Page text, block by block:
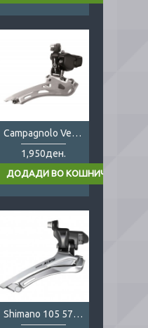
Campagnolo Veloce 10s
1,950ден.
Shimano 105 5700 2x11